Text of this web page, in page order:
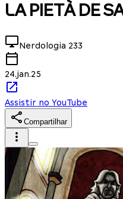
LA PIETÀ DE
Nerdologia 233
24.jan.25
Assistir no YouTube
Compartilhar